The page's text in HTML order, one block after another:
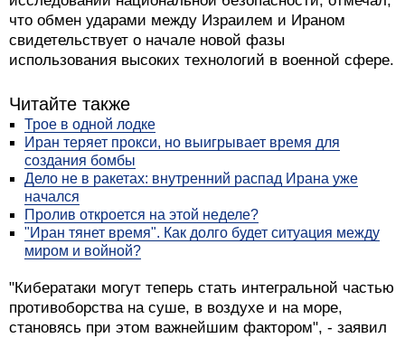
что обмен ударами между Израилем и Ираном
свидетельствует о начале новой фазы
использования высоких технологий в военной сфере.
Читайте также
Трое в одной лодке
Иран теряет прокси, но выигрывает время для
создания бомбы
Дело не в ракетах: внутренний распад Ирана уже
начался
Пролив откроется на этой неделе?
"Иран тянет время". Как долго будет ситуация между
миром и войной?
"Кибератаки могут теперь стать интегральной частью
противоборства на суше, в воздухе и на море,
становясь при этом важнейшим фактором", - заявил